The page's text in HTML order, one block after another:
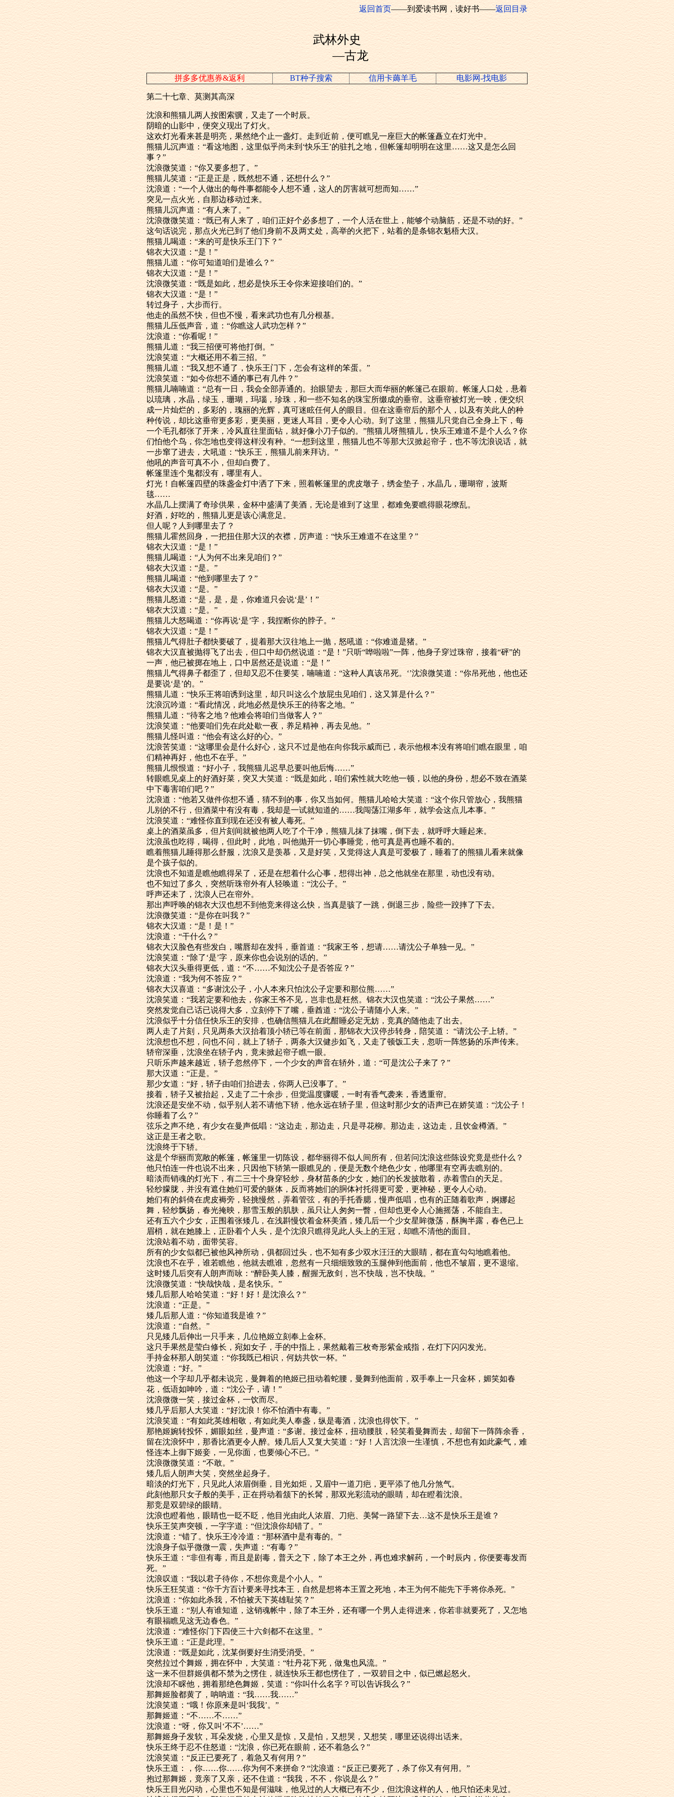
返回首页——到爱读书网，读好书——返回目录
武林外史
—古龙
拼多多优惠券&返利 BT种子搜索 信用卡薅羊毛 电影网-找电影
第二十七章、莫测其高深
沈浪和熊猫儿两人按图索骥，又走了一个时辰。
阴暗的山影中，便突义现出了灯火。
这欢灯光看来甚是明亮，果然绝个止一盏灯。走到近前，便可瞧见一座巨大的帐篷矗立在灯光中。
熊猫儿沉声道：“看这地图，这里似乎尚未到‘快乐王’的驻扎之地，但帐篷却明明在这里……这又是怎么回
事？”
沈浪微笑道：“你又要多想了。”
熊猫儿笑道：“正是正是，既然想不通，还想什么？”
沈浪道：“一个人做出的每件事都能令人想不通，这人的厉害就可想而知……”
突见一点火光，自那边移动过来。
熊猫儿沉声道：“有人来了。”
沈浪微微笑道：“既已有人来了，咱们正好个必多想了，一个人活在世上，能够个动脑筋，还是不动的好。”
这句话说完，那点火光已到了他们身前不及两丈处，高举的火把下，站着的是条锦衣魁梧大汉。
熊猫儿喝道：“来的可是快乐王门下？”
锦衣大汉道：“是！”
熊猫儿道：“你可知道咱们是谁么？”
锦衣大汉道：“是！”
沈浪微笑道：“既是如此，想必是快乐王令你来迎接咱们的。”
锦衣大汉道：“是！”
转过身子，大步而行。
他走的虽然不快，但也不慢，看来武功也有几分根基。
熊猫儿压低声音，道：“你瞧这人武功怎样？”
沈浪道：“你看呢！”
熊猫儿道：“我三招便可将他打倒。”
沈浪笑道：“大概还用不着三招。”
熊猫儿道：“我又想不通了，快乐王门下，怎会有这样的笨蛋。”
沈浪笑道：“如今你想不通的事已有几件？”
熊猫儿喃喃道：“总有一日，我会全部弄通的。抬眼望去，那巨大而华丽的帐篷己在眼前。帐篷人口处，悬着
以琉璃，水晶，绿玉，珊瑚，玛瑙，珍珠，和一些不知名的珠宝所缀成的垂帘。这垂帘被灯光一映，便交织
成一片灿烂的，多彩的，瑰丽的光辉，真可迷眩任何人的眼目。但在这垂帘后的那个人，以及有关此人的种
种传说，却比这垂帘更多彩，更美丽，更迷人耳目，更令人心动。到了这里，熊猫儿只觉自己全身上下，每
一个毛孔都张了开来，冷风直往里面钻，就好像小刀子似的。”熊猫儿呀熊猫儿，快乐王难道不是个人么？你
们怕他个鸟，你怎地也变得这样没有种。“一想到这里，熊猫儿也不等那大汉掀起帘子，也不等沈浪说话，就
一步窜了进去，大吼道：“快乐王，熊猫儿前来拜访。”
他吼的声音可真不小，但却白费了。
帐篷里连个鬼都没有，哪里有人。
灯光！自帐篷四壁的珠盏金灯中洒了下来，照着帐篷里的虎皮墩子，绣金垫子，水晶几，珊瑚帘，波斯
毯……
水晶几上摆满了奇珍供果，金杯中盛满了美酒，无论是谁到了这里，都难免要瞧得眼花缭乱。
好酒，好吃的，熊猫儿更是该心满意足。
但人呢？人到哪里去了？
熊猫儿霍然回身，一把扭住那大汉的衣襟，厉声道：“快乐王难道不在这里？”
锦衣大汉道：“是！”
熊猫儿喝道：“人为何不出来见咱们？”
锦衣大汉道：“是。”
熊猫儿喝道：“他到哪里去了？”
锦衣大汉道：“是。”
熊猫儿怒道：“是，是，是，你难道只会说‘是’！”
锦衣大汉道：“是。”
熊猫儿大怒喝道：“你再说‘是’字，我捏断你的脖子。”
锦衣大汉道：“是！”
熊猫儿气得肚子都快要破了，提着那大汉往地上一抛，怒吼道：“你难道是猪。”
锦衣大汉直被抛得飞了出去，但口中却仍然说道：“是！”只听“哗啦啦”一阵，他身子穿过珠帘，接着“砰”的
一声，他已被掷在地上，口中居然还是说道：“是！”
熊猫儿气得鼻子都歪了，但却又忍不住要笑，喃喃道：“这种人真该吊死。‘’沈浪微笑道：“你吊死他，他也还
是要说‘是’的。”
熊猫儿道：“快乐王将咱诱到这里，却只叫这么个放屁虫见咱们，这又算是什么？”
沈浪沉吟道：“看此情况，此地必然是快乐王的待客之地。”
熊猫儿道：“待客之地？他难会将咱们当做客人？”
沈浪笑道：“他要咱们先在此处歇一夜，养足精神，再去见他。”
熊猫儿怪叫道：“他会有这么好的心。”
沈浪苦笑道：“这哪里会是什么好心，这只不过是他在向你我示威而已，表示他根本没有将咱们瞧在眼里，咱
们精神再好，他也不在乎。”
熊猫儿恨恨道：“好小子，我熊猫儿迟早总要叫他后悔……”
转眼瞧见桌上的好酒好菜，突又大笑道：“既是如此，咱们索性就大吃他一顿，以他的身份，想必不致在酒菜
中下毒害咱们吧？”
沈浪道：“他若又做件你想不通，猜不到的事，你又当如何。熊猫儿哈哈大笑道：“这个你只管放心，我熊猫
儿别的不行，但酒菜中有没有毒，我却是一试就知道的……我闯荡江湖多年，就学会这点儿本事。”
沈浪笑道：“难怪你直到现在还没有被人毒死。”
桌上的酒菜虽多，但片刻间就被他两人吃了个干净，熊猫儿抹了抹嘴，倒下去，就呼呼大睡起来。
沈浪虽也吃得，喝得，但此时，此地，叫他抛开一切心事睡觉，他可真是再也睡不着的。
瞧着熊猫儿睡得那么舒服，沈浪又是羡慕，又是好笑，又觉得这人真是可爱极了，睡着了的熊猫儿看来就像
是个孩子似的。
沈浪也不知道是瞧他瞧得呆了，还是在想着什么心事，想得出神，总之他就坐在那里，动也没有动。
也不知过了多久，突然听珠帘外有人轻唤道：“沈公子。”
呼声还未了，沈浪人已在帘外。
那出声呼唤的锦衣大汉也想不到他竞来得这么快，当真是骇了一跳，倒退三步，险些一跤摔了下去。
沈浪微笑道：“是你在叫我？”
锦衣大汉道：“是！是！”
沈浪道：“干什么？”
锦衣大汉脸色有些发白，嘴唇却在发抖，垂首道：“我家王爷，想请……请沈公子单独一见。”
沈浪笑道：“除了‘是’字，原来你也会说别的话的。”
锦衣大汉头垂得更低，道：“不……不知沈公子是否答应？”
沈浪道：“我为何不答应？”
锦衣大汉喜道：“多谢沈公子，小人本来只怕沈公子定要和那位熊……”
沈浪笑道：“我若定要和他去，你家王爷不见，岂非也是枉然。锦衣大汉也笑道：“沈公子果然……”
突然发觉自己话已说得大多，立刻停下了嘴，垂酋道：“沈公子请随小人来。”
沈浪似乎十分信任快乐王的安排，也确信熊猫儿在此酣睡必定无妨，竞真的随他走了出去。
两人走了片刻，只见两条大汉抬着顶小轿已等在前面，那锦衣大汉停步转身，陪笑道： “请沈公子上轿。”
沈浪想也不想，问也不问，就上了轿子，两条大汉健步如飞，又走了顿饭工夫，忽听一阵悠扬的乐声传来。
轿帘深垂，沈浪坐在轿子内，竟未掀起帘子瞧一眼。
只听乐声越来越近，轿子忽然停下，一个少女的声音在轿外，道：“可是沈公子来了？”
那大汉道：“正是。”
那少女道：“好，轿子由咱们抬进去，你两人已没事了。”
接着，轿子又被抬起，又走了二十余步，但觉温度骤暖，一时有香气袭来，香透重帘。
沈浪还是安坐不动，似乎别人若不请他下轿，他永远在轿子里，但这时那少女的语声已在娇笑道：“沈公子！
你睡着了么？”
弦乐之声不绝，有少女在曼声低唱：“这边走，那边走，只是寻花柳。那边走，这边走，且饮金樽酒。”
这正是王者之歌。
沈浪终于下轿。
这是个华丽而宽敞的帐篷，帐篷里一切陈设，都华丽得不似人间所有，但若问沈浪这些陈设究竟是些什么？
他只怕连一件也说不出来，只因他下轿第一眼瞧见的，便是无数个绝色少女，他哪里有空再去瞧别的。
暗淡而销魂的灯光下，有二三十个身穿轻纱，身材苗条的少女，她们的长发披散着，赤着雪白的天足。
轻纱朦胧，并没有遮住她们可爱的躯体，反而将她们的胴体衬托得更可爱，更神秘，更令人心动。
她们有的斜倚在虎皮褥旁，轻挑慢然，弄着管弦，有的手托香腮，慢声低唱，也有的正随着歌声，婀娜起
舞，轻纱飘扬，春光掩映，那雪玉般的肌肤，虽只让人匆匆一瞥，但却也更令人心施摇荡，不能自主。
还有五六个少女，正围着张矮几，在浅斟慢饮着金杯美酒，矮几后一个少女星眸微荡，酥胸半露，春色已上
眉梢，就在她膝上，正卧着个人头，是个沈浪只瞧得见此人头上的王冠，却瞧不清他的面目。
沈浪站着不动，面带笑容。
所有的少女似都已被他风神所动，俱都回过头，也不知有多少双水汪汪的大眼睛，都在直勾勾地瞧着他。
沈浪也不在乎，谁若瞧他，他就去瞧谁，忽然有一只细细致致的玉腿伸到他面前，他也不皱眉，更不退缩。
这时矮几后突有人朗声而咏：“醉卧美人膝，醒握无敌剑，岂不快哉，岂不快哉。”
沈浪微笑道：“快哉快哉，是名快乐。”
矮几后那人哈哈笑道：“好！好！是沈浪么？”
沈浪道：“正是。”
矮几后那人道：“你知道我是谁？”
沈浪道：“自然。”
只见矮几后伸出一只手来，几位艳姬立刻奉上金杯。
这只手果然是莹白修长，宛如女子，手的中指上，果然戴着三枚奇形紫金戒指，在灯下闪闪发光。
手持金杯那人朗笑道：“你我既已相识，何妨共饮一杯。”
沈浪道：“好。”
他这一个字却几乎都未说完，曼舞着的艳姬已扭动着蛇腰，曼舞到他面前，双手奉上一只金杯，媚笑如春
花，低语如呻吟，道：“沈公子，请！”
沈浪微微一笑，接过金杯，一饮而尽。
矮几乎后那人大笑道：“好沈浪！你不怕酒中有毒。”
沈浪笑道：“有如此英雄相敬，有如此美人奉盏，纵是毒酒，沈浪也得饮下。”
那艳姬婉转投怀，媚眼如丝，曼声道：“多谢。接过金杯，扭动腰肢，轻笑着曼舞而去，却留下一阵阵余香，
留在沈浪怀中，那香比酒更令人醉。矮几后人又复大笑道：“好！人言沈浪一生谨慎，不想也有如此豪气，难
怪连本上御下姬妾，一见你面，也要倾心不已。”
沈浪微微笑道：“不敢。”
矮几后人朗声大笑，突然坐起身子。
暗淡的灯光下，只见此人浓眉倒垂，目光如炬，又眉中一道刀疤，更平添了他几分煞气。
此刻他那只女子般的美手，正在捋动着颔下的长髯，那双光彩流动的眼睛，却在瞪着沈浪。
那竞是双碧绿的眼睛。
沈浪也瞪着他，眼睛也一眨不眨，他目光由此人浓眉、刀疤、美髯一路望下去…这不是快乐王是谁？
快乐王笑声突顿，一字字道：“但沈浪你却错了。”
沈浪道：“错了。快乐王冷冷道：“那杯酒中是有毒的。”
沈浪身子似乎微微一震，失声道：“有毒？”
快乐王道：“非但有毒，而且是剧毒，普天之下，除了本王之外，再也难求解药，一个时辰内，你便要毒发而
死。”
沈浪叹道：“我以君子待你，不想你竟是个小人。”
快乐王狂笑道：“你千方百计要来寻找本王，自然是想将本王置之死地，本王为何不能先下手将你杀死。”
沈浪道：“你如此杀我，不怕被天下英雄耻笑？”
快乐王道：“别人有谁知道，这销魂帐中，除了本王外，还有哪一个男人走得进来，你若非就要死了，又怎地
有眼福瞧见这无边春色。”
沈浪道：“难怪你门下四使三十六剑都不在这里。”
快乐王道：“正是此理。”
沈浪道：“既是如此，沈某倒要好生消受消受。”
突然拉过个舞姬，拥在怀中，大笑道：“牡丹花下死，做鬼也风流。”
这一来不但群姬俱都不禁为之愣住，就连快乐王都也愣住了，一双碧目之中，似已燃起怒火。
沈浪却不睬他，拥着那绝色舞姬，笑道：“你叫什么名字？可以告诉我么？”
那舞姬脸都黄了，呐呐道：“我……我……”
沈浪笑道：“哦！你原来是叫‘我我’。”
那舞姬道：“不……不……”
沈浪道：“呀，你又叫‘不不’……”
那舞姬身子发软，耳朵发烧，心里又是惊，又是怕，又想哭，又想笑，哪里还说得出话来。
快乐王终于忍不住怒道：“沈浪，你已死在眼前，还不着急么？”
沈浪笑道：“反正已要死了，着急又有何用？”
快乐王道：，你……你……你为何不来拼命？“沈浪道：“反正已要死了，杀了你又有何用。”
抱过那舞姬，竟亲了又亲，还不住道：“我我，不不，你说是么？”
快乐王目光闪动，心里也不知是何滋味，他见过的人大概已有不少，但沈浪这样的人，他只怕还未见过。